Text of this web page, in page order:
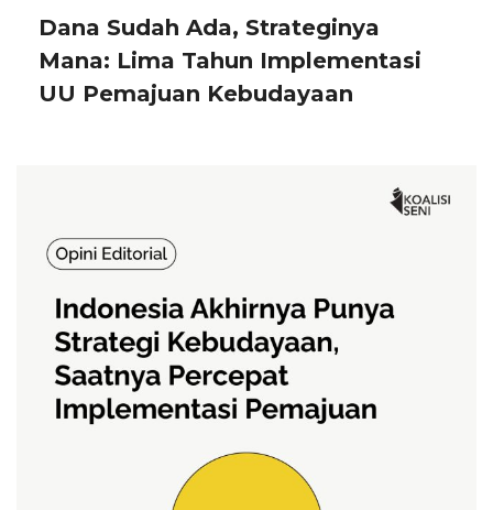
Dana Sudah Ada, Strateginya
Mana: Lima Tahun Implementasi
UU Pemajuan Kebudayaan